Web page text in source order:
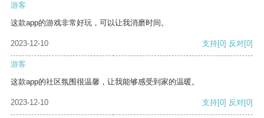
游客
这款app的游戏非常好玩，可以让我消磨时间。
2023-12-10 支持[0] 反对[0]
游客
这款app的社区氛围很温馨，让我能够感受到家的温暖。
2023-12-10 支持[0] 反对[0]